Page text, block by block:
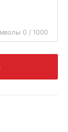
0 / 1000